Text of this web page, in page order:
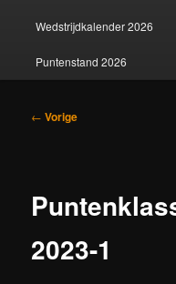
Wedstrijdkalender 2026
Puntenstand 2026
Bericht
← Vorige
2023-1